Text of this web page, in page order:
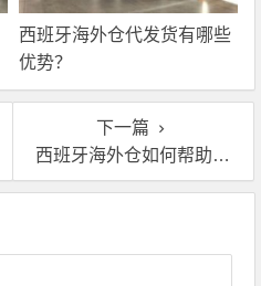
西班牙海外仓代发货有哪些
优势？
下一篇
西班牙海外仓如何帮助卖家处理退换标